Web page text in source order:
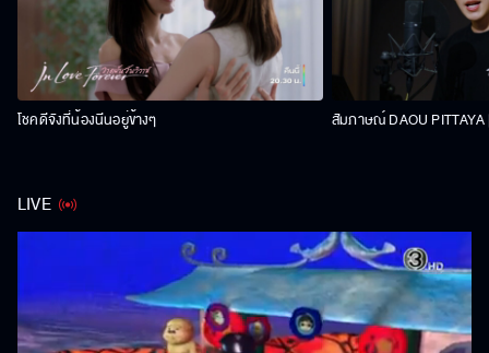
โชคดีจังที่น้องนีนอยู่ข้างๆ สัมภาษณ์ DAOU PITTAYA
LIVE